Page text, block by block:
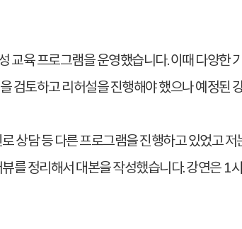
교육 프로그램을 운영했습니다. 이때 다양
검토하고 리허설을 진행해야 했으나 예정된
상담 등 다른 프로그램을 진행하고 있었고
를 정리해서 대본을 작성했습니다. 강연은